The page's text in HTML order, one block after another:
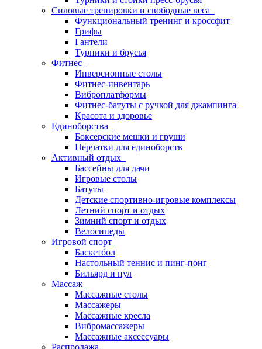
Силовые тренировки и свободные веса
Функциональный тренинг и кроссфит
Грифы
Гантели
Турники и брусья
Фитнес
Инверсионные столы
Фитнес-инвентарь
Виброплатформы
Фитнес-батуты с ручкой для джампинга
Красота и здоровье
Единоборства
Боксерские мешки и груши
Перчатки для единоборств
Активный отдых
Бассейны для дачи
Игровые столы
Батуты
Детские спортивно-игровые комплексы
Летний спорт и отдых
Зимний спорт и отдых
Велосипеды
Игровой спорт
Баскетбол
Настольный теннис и пинг-понг
Бильярд и пул
Массаж
Массажные столы
Массажеры
Массажные кресла
Вибромассажеры
Массажные аксессуары
Распродажа